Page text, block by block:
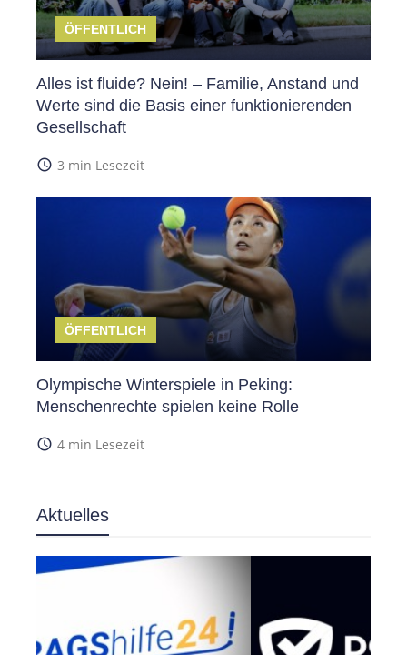
ÖFFENTLICH
Alles ist fluide? Nein! – Familie, Anstand und
Werte sind die Basis einer funktionierenden
Gesellschaft
access_time 3 min Lesezeit
ÖFFENTLICH
Olympische Winterspiele in Peking:
Menschenrechte spielen keine Rolle
access_time 4 min Lesezeit
Aktuelles